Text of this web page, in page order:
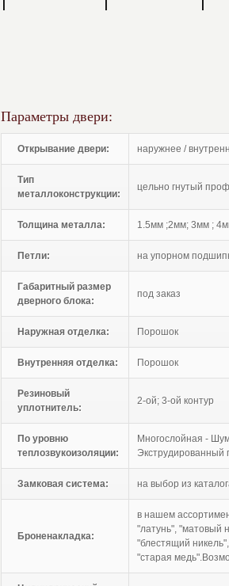
Параметры двери:
Открывание двери: наружнее /
Тип
металлоконструкции:
цельно гнутый
Толщина металла: 1.5мм ;2мм; 3мм ;
Петли: на упорном
Габаритный размер
дверного блока:
под заказ
Наружная отделка: Порошок
Внутренняя отделка: Порошок
Резиновый
уплотнитель:
2-ой; 3-ой контур
По уровню
теплозвукоизоляции:
Многослойная -
Экструдированный
Замковая система: на выбор из
Броненакладка:
в нашем
"латунь", "матовый
"блестящий
"старая